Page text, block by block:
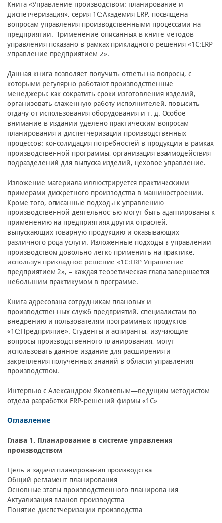
Книга «Управление производством: планирование и
диспетчеризация», серия 1С:Академия ERP, посвящена
вопросам управления производственными процессами на
предприятии. Применение описанных в книге методов
управления показано в рамках прикладного решения «1С:ERP
Управление предприятием 2».
Данная книга позволяет получить ответы на вопросы, с
которыми регулярно работают производственные
менеджеры: как сократить сроки изготовления изделий,
организовать слаженную работу исполнителей, повысить
отдачу от использования оборудования и т. д. Особое
внимание в издании уделено практическим вопросам
планирования и диспетчеризации производственных
процессов: консолидация потребностей в продукции в рамках
производственной программы, организация взаимодействия
подразделений для выпуска изделий, цеховое управление.
Изложение материала иллюстрируется практическими
примерами дискретного производства в машиностроении.
Кроме того, описанные подходы к управлению
производственной деятельностью могут быть адаптированы к
применению на предприятиях других отраслей,
выпускающих товарную продукцию и оказывающих
различного рода услуги. Изложенные подходы в управлении
производством довольно легко применить на практике,
используя прикладное решение «1С:ERP Управление
предприятием 2», – каждая теоретическая глава завершается
небольшим практикумом в программе.
Книга адресована сотрудникам плановых и
производственных служб предприятий, специалистам по
внедрению и пользователям программных продуктов
«1С:Предприятие». Студенты и аспиранты, изучающие
вопросы производственного планирования, могут
использовать данное издание для расширения и
закрепления полученных знаний в области управления
производством.
Интервью с Александром Яковлевым—ведущим методистом
отдела разработки ERP-решений фирмы «1С»
Оглавление
Глава 1. Планирование в системе управления
производством
Цель и задачи планирования производства
Общий регламент планирования
Основные этапы производственного планирования
Актуализация планов производства
Понятие диспетчеризации производства